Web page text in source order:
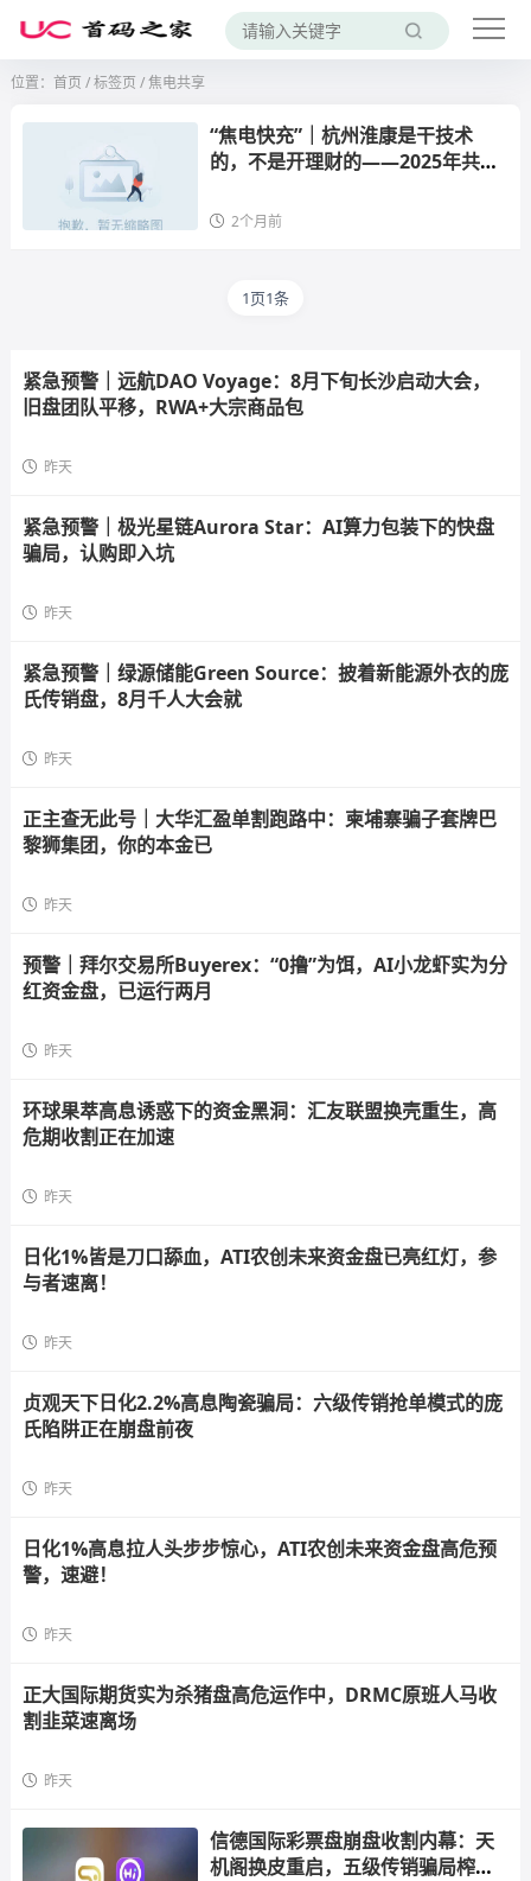
位置： 首页 /标签页 / 焦电共享
“焦电快充”｜杭州淮康是干技术
的，不是开理财的——2025年共享
境外钱包
2个月前
1页1条
紧急预警｜远航DAO Voyage：8月下旬长沙启动大会，
旧盘团队平移，RWA+大宗商品包
昨天
紧急预警｜极光星链Aurora Star：AI算力包装下的快盘
骗局，认购即入坑
昨天
紧急预警｜绿源储能Green Source：披着新能源外衣的庞
氏传销盘，8月千人大会就
昨天
正主查无此号｜大华汇盈单割跑路中：柬埔寨骗子套牌巴
黎狮集团，你的本金已
昨天
预警｜拜尔交易所Buyerex：“0撸”为饵，AI小龙虾实为分
红资金盘，已运行两月
昨天
环球果萃高息诱惑下的资金黑洞：汇友联盟换壳重生，高
危期收割正在加速
昨天
日化1%皆是刀口舔血，ATI农创未来资金盘已亮红灯，参
与者速离！
昨天
贞观天下日化2.2%高息陶瓷骗局：六级传销抢单模式的庞
氏陷阱正在崩盘前夜
昨天
日化1%高息拉人头步步惊心，ATI农创未来资金盘高危预
警，速避！
昨天
正大国际期货实为杀猪盘高危运作中，DRMC原班人马收
割韭菜速离场
昨天
信德国际彩票盘崩盘收割内幕：天
机阁换皮重启，五级传销骗局榨干